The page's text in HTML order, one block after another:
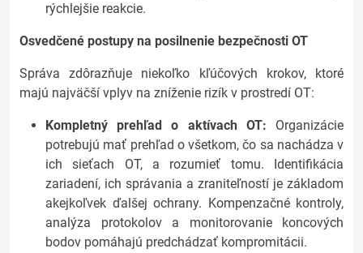
rýchlejšie reakcie.
Osvedčené postupy na posilnenie bezpečnosti OT
Správa zdôrazňuje niekoľko kľúčových krokov, ktoré
majú najväčší vplyv na zníženie rizík v prostredí OT:
Kompletný prehľad o aktívach OT: Organizácie
potrebujú mať prehľad o všetkom, čo sa nachádza v
ich sieťach OT, a rozumieť tomu. Identifikácia
zariadení, ich správania a zraniteľností je základom
akejkoľvek ďalšej ochrany. Kompenzačné kontroly,
analýza protokolov a monitorovanie koncových
bodov pomáhajú predchádzať kompromitácii.